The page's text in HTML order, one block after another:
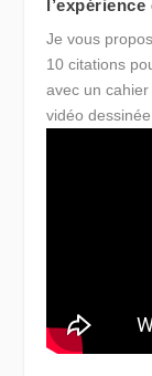
Je vous
10 citations
avec un
vidéo dessinée.